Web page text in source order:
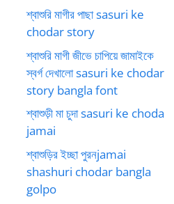
শ্বাশুরি মাগীর পাছা sasuri ke
chodar story
শ্বাশুরি মাগী জীভে চাপিয়ে জামাইকে
স্বর্গ দেখালো sasuri ke chodar
story bangla font
শ্বাশুড়ী মা চুদা sasuri ke choda
jamai
শ্বাশুড়ির ইচ্ছা পুরনjamai
shashuri chodar bangla
golpo